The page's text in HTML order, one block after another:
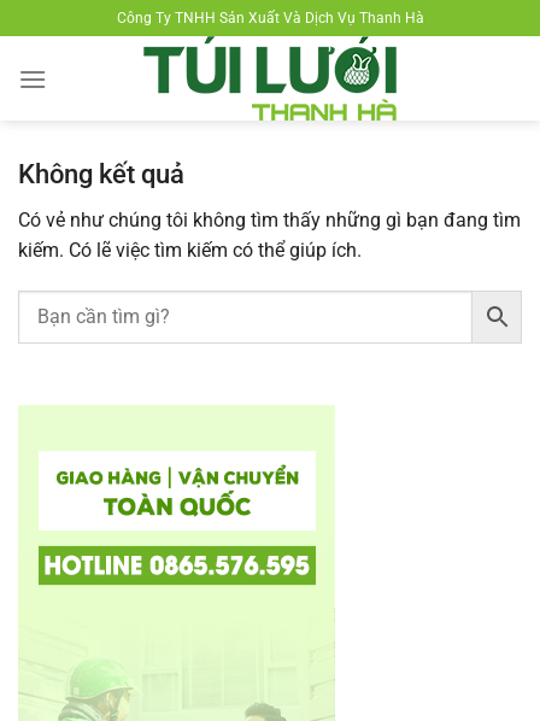
đến
nội
Công Ty TNHH Sản Xuất Và Dịch Vụ Thanh Hà
Không kết quả
Có vẻ như chúng tôi không tìm thấy những gì bạn đang tìm
kiếm. Có lẽ việc tìm kiếm có thể giúp ích.